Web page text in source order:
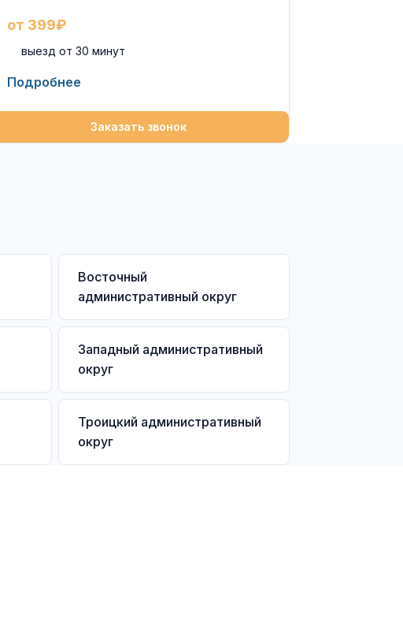
от 399₽
выезд от 30 минут
Подробнее
Заказать звонок
Восточный
административный округ
Западный административный
округ
Троицкий административный
округ